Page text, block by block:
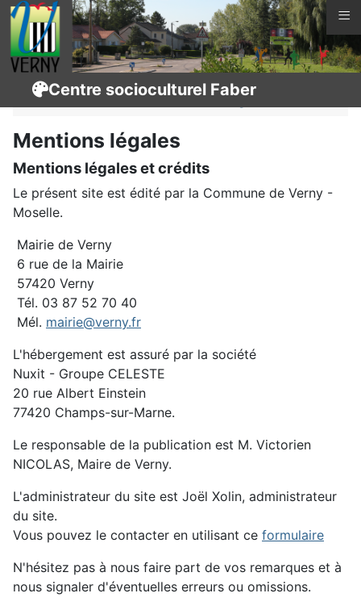
Vous êtes ici : Page d'accueil
Connaître Verny
Centre socioculturel Faber
Légal
Mentions légales
Mentions légales et crédits
Le présent site est édité par la Commune de Verny -
Moselle.
Mairie de Verny
6 rue de la Mairie
57420 Verny
Tél. 03 87 52 70 40
Mél. mairie@verny.fr
L'hébergement est assuré par la société
Nuxit - Groupe CELESTE
20 rue Albert Einstein
77420 Champs-sur-Marne.
Le responsable de la publication est M. Victorien
NICOLAS, Maire de Verny.
L'administrateur du site est Joël Xolin, administrateur
du site.
Vous pouvez le contacter en utilisant ce formulaire
N'hésitez pas à nous faire part de vos remarques et à
nous signaler d'éventuelles erreurs ou omissions.
Centre socioculturel Faber
≡